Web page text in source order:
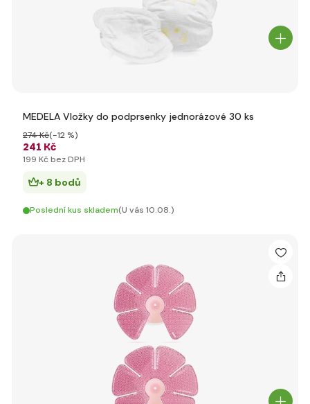
MEDELA Vložky do podprsenky jednorázové 30 ks
241 Kč
274 Kč(-12 %)
199 Kč bez DPH
+ 8 bodů
Poslední kus skladem(U vás 10.08.)